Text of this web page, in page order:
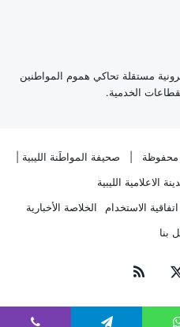
مستقلة تحاكي هموم المواطنين
الخدمية.
صحيفة المواطَنة الليبية
الاعلامية الليبية
اتفاقية الاستخدام
الخلاصة الأخبارية
بنا
ملخص
الموقع